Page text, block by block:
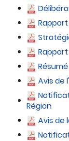
Avis de
Région
Avis de